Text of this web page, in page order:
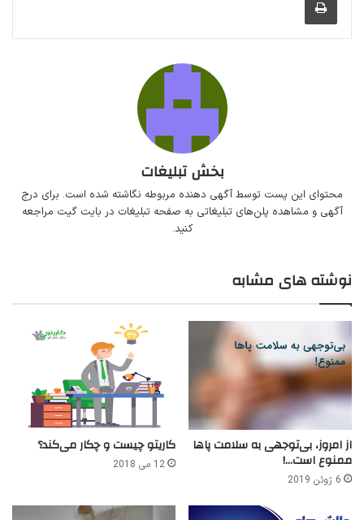
بخش تبلیغات
محتوای این پست توسط آگهی دهنده مربوطه نگاشته شده است. برای درج
آگهی و مشاهده پلن‌های تبلیغاتی به صفحهتبلیغات در بایت گیت مراجعه
کنید.
نوشته های مشابه
از امروز، بی‌توجهی به سلامت پاها
ممنوع است…!
6 ژوئن 2019
کاریتو چیست و چکار می‌کند؟
12 می 2018